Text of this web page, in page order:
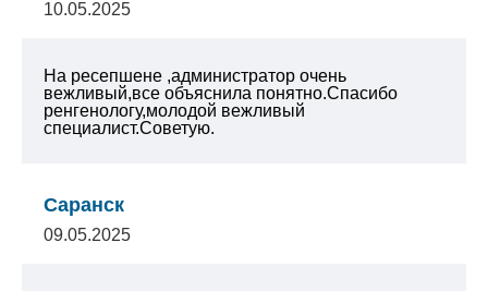
10.05.2025
На ресепшене ,администратор очень
вежливый,все объяснила понятно.Спасибо
ренгенологу,молодой вежливый
специалист.Советую.
Саранск
09.05.2025